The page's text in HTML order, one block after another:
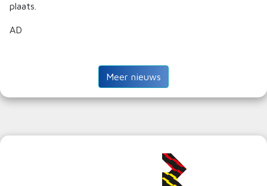
plaats.
AD
Meer nieuws